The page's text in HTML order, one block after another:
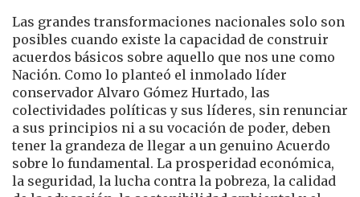
Las grandes transformaciones nacionales solo son
posibles cuando existe la capacidad de construir
acuerdos básicos sobre aquello que nos une como
Nación. Como lo planteó el inmolado líder
conservador Alvaro Gómez Hurtado, las
colectividades políticas y sus líderes, sin renunciar
a sus principios ni a su vocación de poder, deben
tener la grandeza de llegar a un genuino Acuerdo
sobre lo fundamental. La prosperidad económica,
la seguridad, la lucha contra la pobreza, la calidad